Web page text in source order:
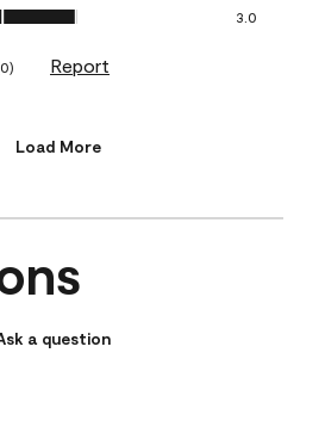
of 5
3.0
0) Report
Load More
a question